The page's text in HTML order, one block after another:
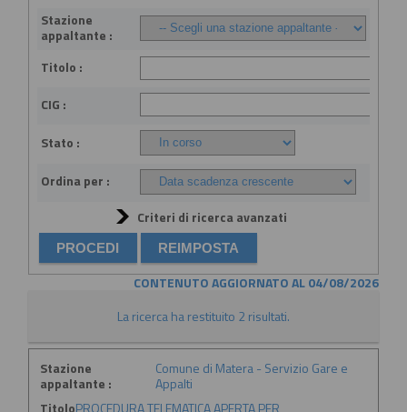
Stazione
appaltante :
Titolo :
CIG :
Stato :
Ordina per :
Criteri di ricerca avanzati
CONTENUTO AGGIORNATO AL 04/08/2026
La ricerca ha restituito 2 risultati.
Stazione
appaltante :
Comune di Matera - Servizio Gare e
Appalti
TitoloPROCEDURA TELEMATICA APERTA PER